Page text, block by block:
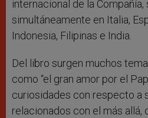
internacional de la
simultáneamente en Italia,
Indonesia, Filipinas e India.
Del libro surgen muchos
como “el gran amor por el
curiosidades con respecto a
relacionados con el más